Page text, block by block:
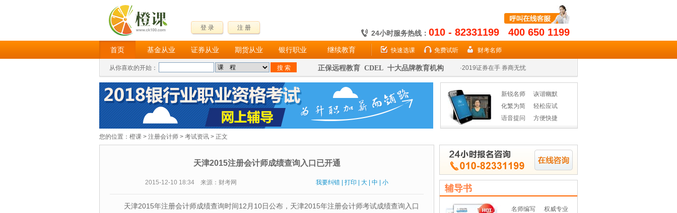
登 录 注 册
24小时服务热线： 010 - 82331199 400 650 1199
首页 基金从业 证券从业 期货从业 银行职业 继续教育 快速选课 免费试听 财考名师
从你喜欢的开始： 正保远程教育 CDEL 十大品牌教育机构
2019年期货从业名师授课高效省时
·2019证券在手 券商无忧
·2019年期货从业名师授课高效省时
·2019证券在手 券商无忧
新锐名师
诙谐幽默
化繁为简
轻松应试
语音提问
方便快捷
您的位置： 橙课 > 注册会计师 > 考试资讯 > 正文
天津2015注册会计师成绩查询入口已开通
2015-12-10 18:34 来源：财考网 我要纠错 打印 大 中 小
天津2015年注册会计师成绩查询时间12月10日公布，天津2015年注册会计师考试成绩查询入口
辅导书
名师编写
权威专业